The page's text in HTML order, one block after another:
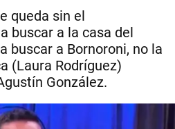
queda sin el
buscar a la casa del
buscar a Bornoroni, no la
(Laura Rodríguez)
González.